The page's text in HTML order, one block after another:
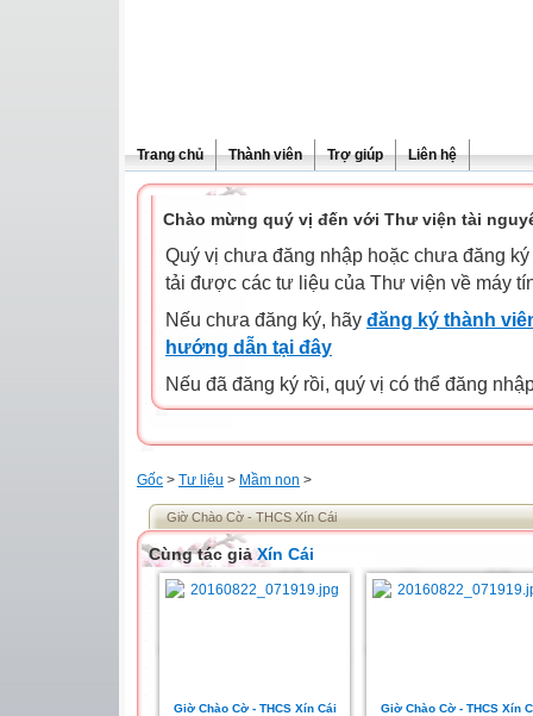
Trang chủ Thành viên Trợ giúp Liên hệ
Chào mừng quý vị đến với Thư viện tài
Quý vị chưa đăng nhập hoặc chưa đăng
tải được các tư liệu của Thư viện về máy
Nếu chưa đăng ký, hãy đăng ký thành
hướng dẫn tại đây
Nếu đã đăng ký rồi, quý vị có thể đăng
Gốc > Tư liệu > Mầm non >
Giờ Chào Cờ - THCS Xín Cái
Cùng tác giảXín Cái
Giờ Chào Cờ - THCS Xín Cái Giờ Chào Cờ - THCS Xín